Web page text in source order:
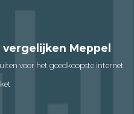
Meppel
voor het goedkoopste internet